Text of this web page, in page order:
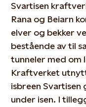
Svartisen
Rana og Beiarn
elver og bekker
bestående av til
tunneler med om
Kraftverket
isbreen
under isen. I